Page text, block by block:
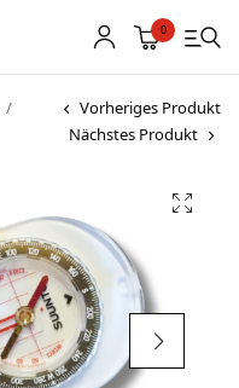
0
/
Vorheriges Produkt
Nächstes Produkt